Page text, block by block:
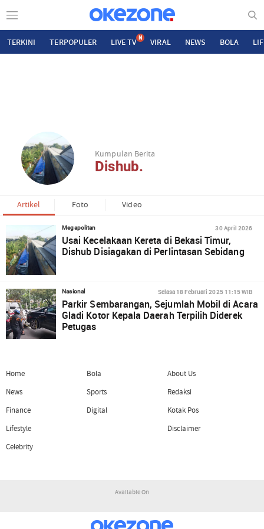
TERKINI TERPOPULER LIVE TV N VIRAL NEWS BOLA
Kumpulan Berita
Dishub.
Artikel Foto Video
Megapolitan 30 April 2026
Usai Kecelakaan Kereta di Bekasi Timur,
Dishub Disiagakan di Perlintasan Sebidang
Nasional Selasa 18 Februari 2025 11:15 WIB
Parkir Sembarangan, Sejumlah Mobil di Acara
Gladi Kotor Kepala Daerah Terpilih Diderek
Petugas
Home
News
Finance
Lifestyle
Celebrity
Bola
Sports
Digital
About Us
Redaksi
Kotak Pos
Disclaimer
Available On